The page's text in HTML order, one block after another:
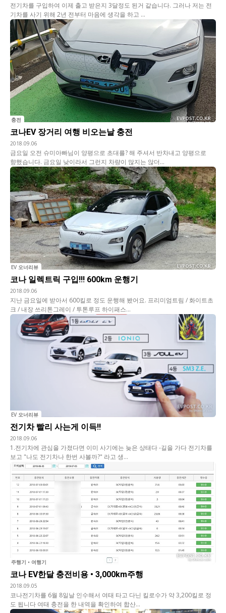
전기차를 구입하여 이제 출고 받은지 3달정도 된거 같습니다. 그러나 저는 전
기차를 사기 위해 2년 전부터 마음에 생각을 하고 ...
충전
코나EV 장거리 여행 비오는날 충전
2018.09.06
금요일 오전 슈미아빠님이 양평으로 초대를? 해 주셔서 반차내고 양평으로
향했습니다. 금요일 낮이라서 그런지 차량이 많지는 않더...
EV 오너리뷰
코나 일렉트릭 구입!!! 600km 운행기
2018.09.06
지난 금요일에 받아서 600킬로 정도 운행해 봤어요. 프리미엄트림 / 화이트초
크 / 내장 쓰리톤그레이 / 투톤루프 하이패스...
EV 오너리뷰
전기차 빨리 사는게 이득!!
2018.09.06
1.전기차에 관심을 가졌다면 이미 사기에는 늦은 상태다 -길을 가다 전기차를
보고 "나도 전기차나 한번 사볼까?" 라고 생...
주행기 • 여행기
코나 EV한달 충전비용 • 3,000km주행
2018.09.05
코나전기차를 6월 8일날 인수해서 여태 타고 다닌 킬로수가 약 3,200킬로 정
도 됩니다 여태 충전을 한 내역을 확인하여 합산...